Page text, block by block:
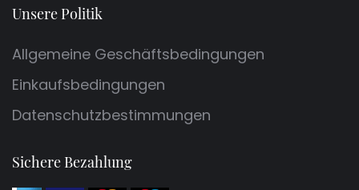
Unsere Politik
Allgemeine Geschäftsbedingungen
Einkaufsbedingungen
Datenschutzbestimmungen
Sichere Bezahlung